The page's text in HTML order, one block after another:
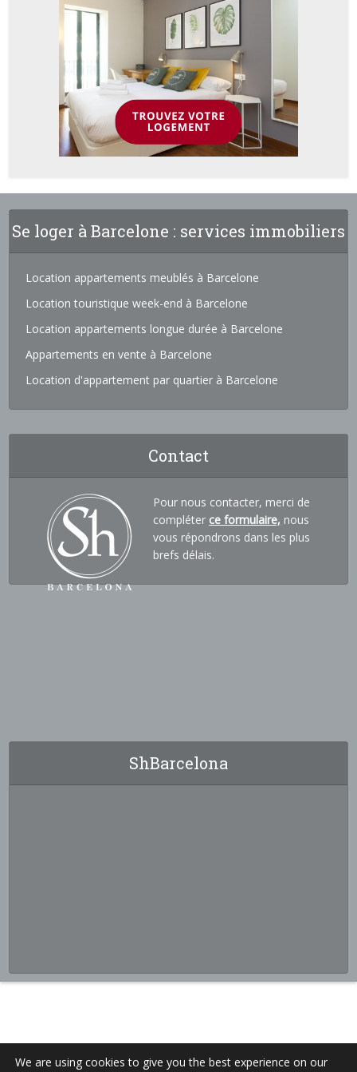
Se loger à Barcelone : services immobiliers
Location appartements meublés à Barcelone
Location touristique week-end à Barcelone
Location appartements longue durée à Barcelone
Appartements en vente à Barcelone
Location d'appartement par quartier à Barcelone
Contact
Pour nous contacter, merci de
compléter ce formulaire, nous
vous répondrons dans les plus
brefs délais.
ShBarcelona
We are using cookies to give you the best experience on our